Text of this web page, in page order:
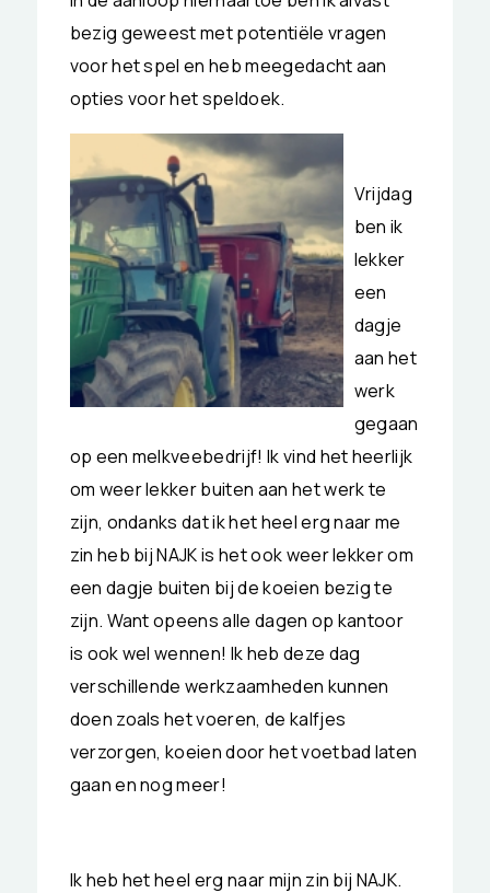
bezig geweest met potentiële vragen
voor het spel en heb meegedacht aan
opties voor het speldoek.
Vrijdag
ben ik
lekker
een
dagje
aan het
werk
gegaan
op een melkveebedrijf! Ik vind het heerlijk
om weer lekker buiten aan het werk te
zijn, ondanks dat ik het heel erg naar me
zin heb bij NAJK is het ook weer lekker om
een dagje buiten bij de koeien bezig te
zijn. Want opeens alle dagen op kantoor
is ook wel wennen! Ik heb deze dag
verschillende werkzaamheden kunnen
doen zoals het voeren, de kalfjes
verzorgen, koeien door het voetbad laten
gaan en nog meer!
Ik heb het heel erg naar mijn zin bij NAJK.